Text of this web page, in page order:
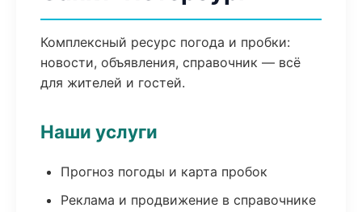
Комплексный ресурс погода и пробки:
новости, объявления, справочник — всё
для жителей и гостей.
Наши услуги
Прогноз погоды и карта пробок
Реклама и продвижение в справочнике